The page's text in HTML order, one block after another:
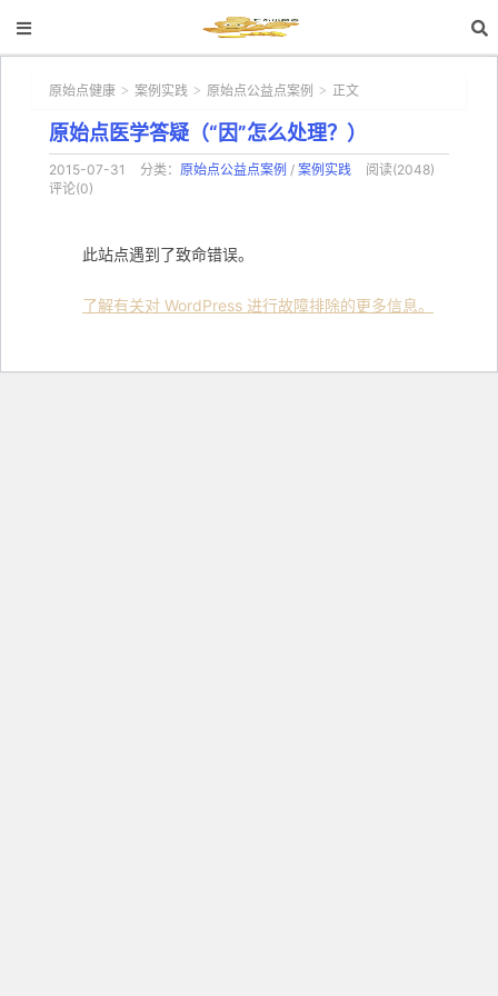
原始点健康 > 案例实践 > 原始点公益点案例 > 正文
原始点医学答疑（“因”怎么处理？）
2015-07-31 分类： 原始点公益点案例 / 案例实践
阅读(2048)
评论(0)
此站点遇到了致命错误。
了解有关对 WordPress 进行故障排除的更多信息。